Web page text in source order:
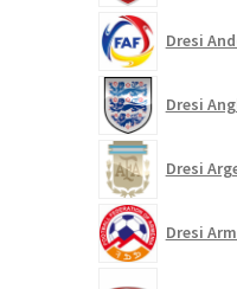
Dresi
Dresi
Dresi
Dresi